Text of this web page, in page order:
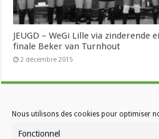
Nous utilisons des cookies pour optimiser
Fonctionnel
JEUGD – WeGi Lille via zinderende
finale Beker van Turnhout
2 décembre 2015